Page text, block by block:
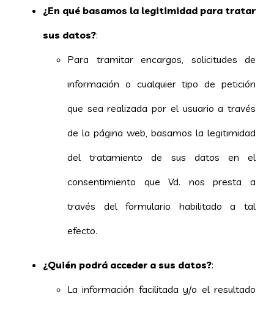
¿En qué basamos la legitimidad para tratar
sus datos?:
Para tramitar encargos, solicitudes de
información o cualquier tipo de petición
que sea realizada por el usuario a través
de la página web, basamos la legitimidad
del tratamiento de sus datos en el
consentimiento que Vd. nos presta a
través del formulario habilitado a tal
efecto.
¿Quién podrá acceder a sus datos?:
La información facilitada y/o el resultado